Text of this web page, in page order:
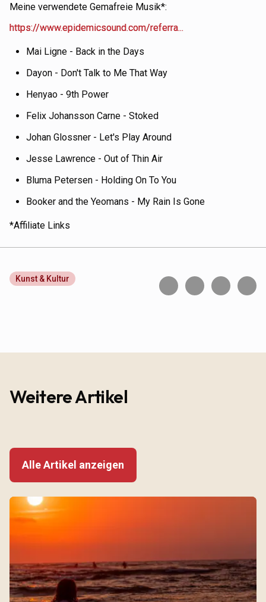
Meine verwendete Gemafreie Musik*:
https://www.epidemicsound.com/referra...
Mai Ligne - Back in the Days
Dayon - Don't Talk to Me That Way
Henyao - 9th Power
Felix Johansson Carne - Stoked
Johan Glossner - Let's Play Around
Jesse Lawrence - Out of Thin Air
Bluma Petersen - Holding On To You
Booker and the Yeomans - My Rain Is Gone
*Affiliate Links
Kunst & Kultur
Weitere Artikel
Alle Artikel anzeigen